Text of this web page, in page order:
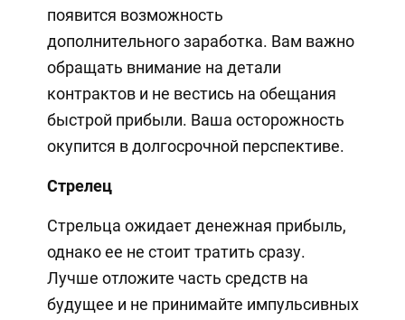
появится возможность
дополнительного заработка. Вам важно
обращать внимание на детали
контрактов и не вестись на обещания
быстрой прибыли. Ваша осторожность
окупится в долгосрочной перспективе.
Стрелец
Стрельца ожидает денежная прибыль,
однако ее не стоит тратить сразу.
Лучше отложите часть средств на
будущее и не принимайте импульсивных